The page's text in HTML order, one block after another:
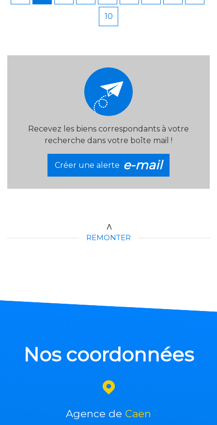
10
Recevez les biens correspondants à votre
recherche dans votre boîte mail !
Créer une alerte e-mail
REMONTER
Nos coordonnées
Agence de Caen